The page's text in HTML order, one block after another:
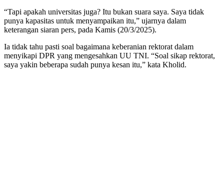
“Tapi apakah universitas juga? Itu bukan suara saya. Saya tidak
punya kapasitas untuk menyampaikan itu,” ujarnya dalam
keterangan siaran pers, pada Kamis (20/3/2025).
Ia tidak tahu pasti soal bagaimana keberanian rektorat dalam
menyikapi DPR yang mengesahkan UU TNI. “Soal sikap rektorat,
saya yakin beberapa sudah punya kesan itu,” kata Kholid.